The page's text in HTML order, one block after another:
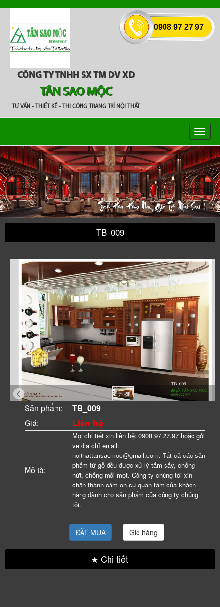
CÔNG TY TNHH SX TM DV XD
TÂN SAO MỘC
TƯ VẤN - THIẾT KẾ - THI CÔNG TRANG TRÍ NỘI THẤT
Toggle
TB_009
Sản phẩm:
TB_009
Giá:
Liên hệ
Mô tả:
Mọi chi tiết xin liên hệ: 0908.97.27.97 hoặc gởi
về địa chỉ email:
noithattansaomoc@gmail.com. Tất cả các sản
phẩm từ gỗ đều được xử lý tẩm sấy, chống
nứt, chống mối mọt. Công ty chúng tôi xin
chân thành cám ơn sự quan tâm của khách
hàng dành cho sản phẩm của công ty chúng
tôi.
ĐẶT MUA Giỏ hàng
Chi tiết
0908 97 27 97